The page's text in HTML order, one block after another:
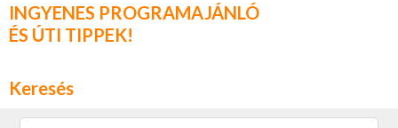
INGYENES PROGRAMAJÁNLÓ
ÉS ÚTI TIPPEK!
Keresés